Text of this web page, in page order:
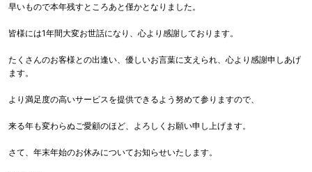
早いもので本年残すところあと僅かとなりました。
皆様には1年間大変お世話になり、心より感謝しております。
たくさんのお客様との出逢い、優しいお言葉に支えられ、心より感謝申しあげ
ます。
より満足度の高いサービスを提供できるよう努めて参りますので、
来る年も変わらぬご愛顧のほど、よろしくお願い申し上げます。
さて、年末年始のお休みについてお知らせいたします。